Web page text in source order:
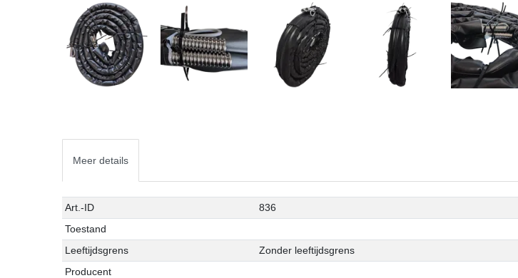
Meer details
Technisch
kenmerk
Waarde
Art.-ID
836
Toestand
Leeftijdsgrens
Zonder leeftijdsgrens
Producent